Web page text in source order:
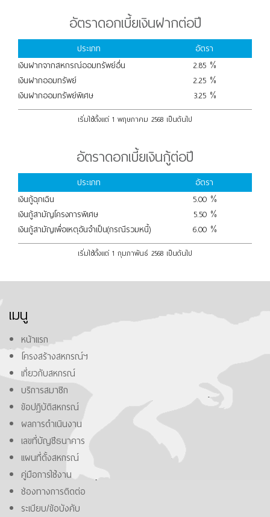
อัตราดอกเบี้ยเงินฝากต่อปี
ประเภท
อัตรา
เงินฝากจากสหกรณ์ออมทรัพย์อื่น
2.85 %
เงินฝากออมทรัพย์
2.25 %
เงินฝากออมทรัพย์พิเศษ
3.25 %
เริ่มใช้ตั้งแต่ 1 พฤษภาคม 2568 เป็นต้นไป
อัตราดอกเบี้ยเงินกู้ต่อปี
ประเภท
อัตรา
เงินกู้ฉุกเฉิน
5.00 %
เงินกู้สามัญโครงการพิเศษ
5.50 %
เงินกู้สามัญเพื่อเหตุอันจำเป็น(กรณีรวมหนี้)
6.00 %
เริ่มใช้ตั้งแต่ 1 กุมภาพันธ์ 2568 เป็นต้นไป
เมนู
หน้าแรก
โครงสร้างสหกรณ์ฯ
เกี่ยวกับสหกรณ์
บริการสมาชิก
ข้อปฎิบัติสหกรณ์
ผลการดำเนินงาน
เลขที่บัญชีธนาคาร
แผนที่ตั้งสหกรณ์
คู่มือการใช้งาน
ช่องทางการติดต่อ
ระเบียบ/ข้อบังคับ